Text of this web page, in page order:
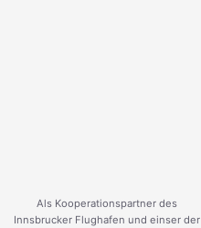
Als Kooperationspartner des
Innsbrucker Flughafen und einser der